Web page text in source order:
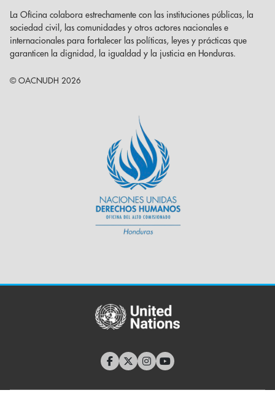
La Oficina colabora estrechamente con las instituciones públicas, la
sociedad civil, las comunidades y otros actores nacionales e
internacionales para fortalecer las políticas, leyes y prácticas que
garanticen la dignidad, la igualdad y la justicia en Honduras.
© OACNUDH 2026